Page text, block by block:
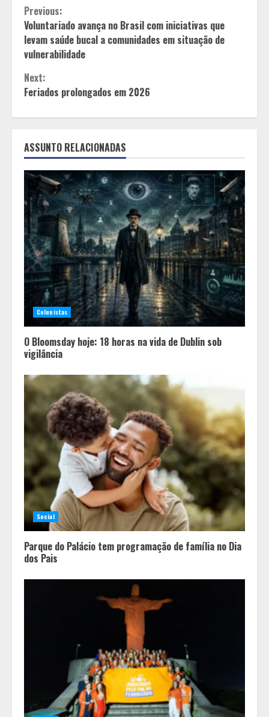
Continue
Reading
Previous:
Voluntariado avança no Brasil com iniciativas que
levam saúde bucal a comunidades em situação de
vulnerabilidade
Next:
Feriados prolongados em 2026
ASSUNTO RELACIONADAS
Colunistas
O Bloomsday hoje: 18 horas na vida de Dublin sob
vigilância
Social
Parque do Palácio tem programação de família no Dia
dos Pais
2
Minas+Doce- Feira e Festival da
Doçaria e Confeitaria Mineira